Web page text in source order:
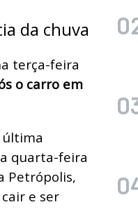
da chuva
terça-feira
o carro em
última
quarta-feira
Petrópolis,
e ser